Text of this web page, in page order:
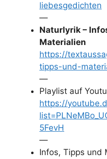
liebesgedichten
—
Naturlyrik –
Materialien
https://
tipps-und-
—
Playlist auf
https://
5FevH
—
Infos, Tipps und